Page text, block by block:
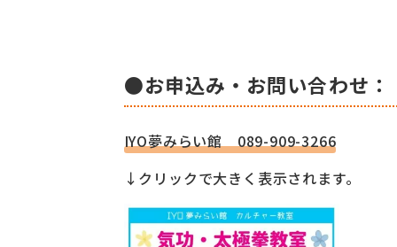
●お申込み・お問い合わせ：
IYO夢みらい館 089-909-3266
↓クリックで大きく表示されます。